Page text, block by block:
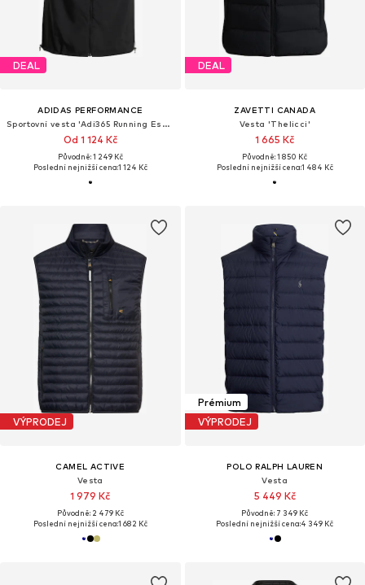
DEAL
ADIDAS PERFORMANCE
Sportovní vesta 'Adi365 Running Essentials'
Od 1 124 Kč
Původně: 1 249 Kč
Poslední nejnižší cena:1 124 Kč
DEAL
ZAVETTI CANADA
Vesta 'Thelicci'
1 665 Kč
Původně: 1 850 Kč
Poslední nejnižší cena:1 484 Kč
VÝPRODEJ
CAMEL ACTIVE
Vesta
1 979 Kč
Původně: 2 479 Kč
Poslední nejnižší cena:1 682 Kč
Prémium
VÝPRODEJ
POLO RALPH LAUREN
Vesta
5 449 Kč
Původně: 7 349 Kč
Poslední nejnižší cena:4 349 Kč